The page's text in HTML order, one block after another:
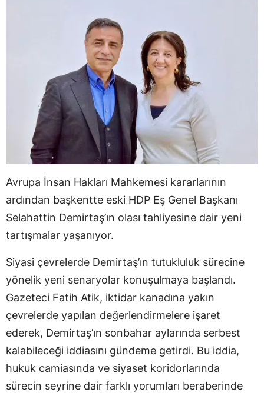
Avrupa İnsan Hakları Mahkemesi kararlarının
ardından başkentte eski HDP Eş Genel Başkanı
Selahattin Demirtaş’ın olası tahliyesine dair yeni
tartışmalar yaşanıyor.
Siyasi çevrelerde Demirtaş’ın tutukluluk sürecine
yönelik yeni senaryolar konuşulmaya başlandı.
Gazeteci Fatih Atik, iktidar kanadına yakın
çevrelerde yapılan değerlendirmelere işaret
ederek, Demirtaş’ın sonbahar aylarında serbest
kalabileceği iddiasını gündeme getirdi. Bu iddia,
hukuk camiasında ve siyaset koridorlarında
sürecin seyrine dair farklı yorumları beraberinde